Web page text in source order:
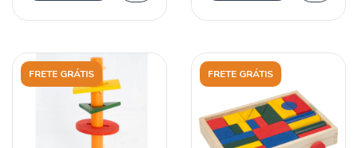
FRETE GRÁTIS FRETE GRÁTIS